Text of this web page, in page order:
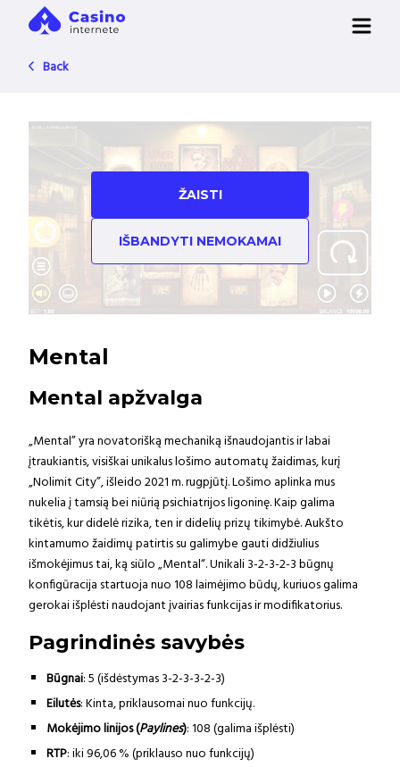
Back
ŽAISTI
IŠBANDYTI NEMOKAMAI
Mental
Mental apžvalga
„Mental” yra novatorišką mechaniką išnaudojantis ir labai
įtraukiantis, visiškai unikalus lošimo automatų žaidimas, kurį
„Nolimit City”, išleido 2021 m. rugpjūtį. Lošimo aplinka mus
nukelia į tamsią bei niūrią psichiatrijos ligoninę. Kaip galima
tikėtis, kur didelė rizika, ten ir didelių prizų tikimybė. Aukšto
kintamumo žaidimų patirtis su galimybe gauti didžiulius
išmokėjimus tai, ką siūlo „Mental“. Unikali 3-2-3-2-3 būgnų
konfigūracija startuoja nuo 108 laimėjimo būdų, kuriuos galima
gerokai išplėsti naudojant įvairias funkcijas ir modifikatorius.
Pagrindinės savybės
Būgnai: 5 (išdėstymas 3-2-3-3-2-3)
Eilutės: Kinta, priklausomai nuo funkcijų.
Mokėjimo linijos (Paylines): 108 (galima išplėsti)
RTP: iki 96,06 % (priklauso nuo funkcijų)